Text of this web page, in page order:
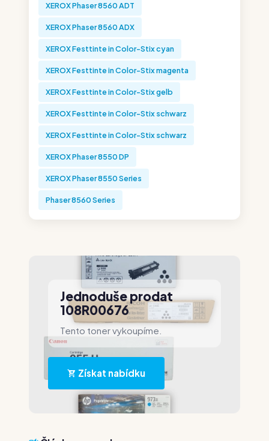
XEROX Phaser 8560 ADT
XEROX Phaser 8560 ADX
XEROX Festtinte in Color-Stix cyan
XEROX Festtinte in Color-Stix magenta
XEROX Festtinte in Color-Stix gelb
XEROX Festtinte in Color-Stix schwarz
XEROX Festtinte in Color-Stix schwarz
XEROX Phaser 8550 DP
XEROX Phaser 8550 Series
Phaser 8560 Series
Jednoduše prodat
108R00676
Tento toner vykoupíme.
Získat nabídku